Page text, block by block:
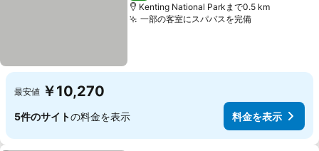
Kenting National Parkまで0.5 km
一部の客室にスパバスを完備
最安値 ￥10,270
5件のサイトの料金を表示 料金を表示